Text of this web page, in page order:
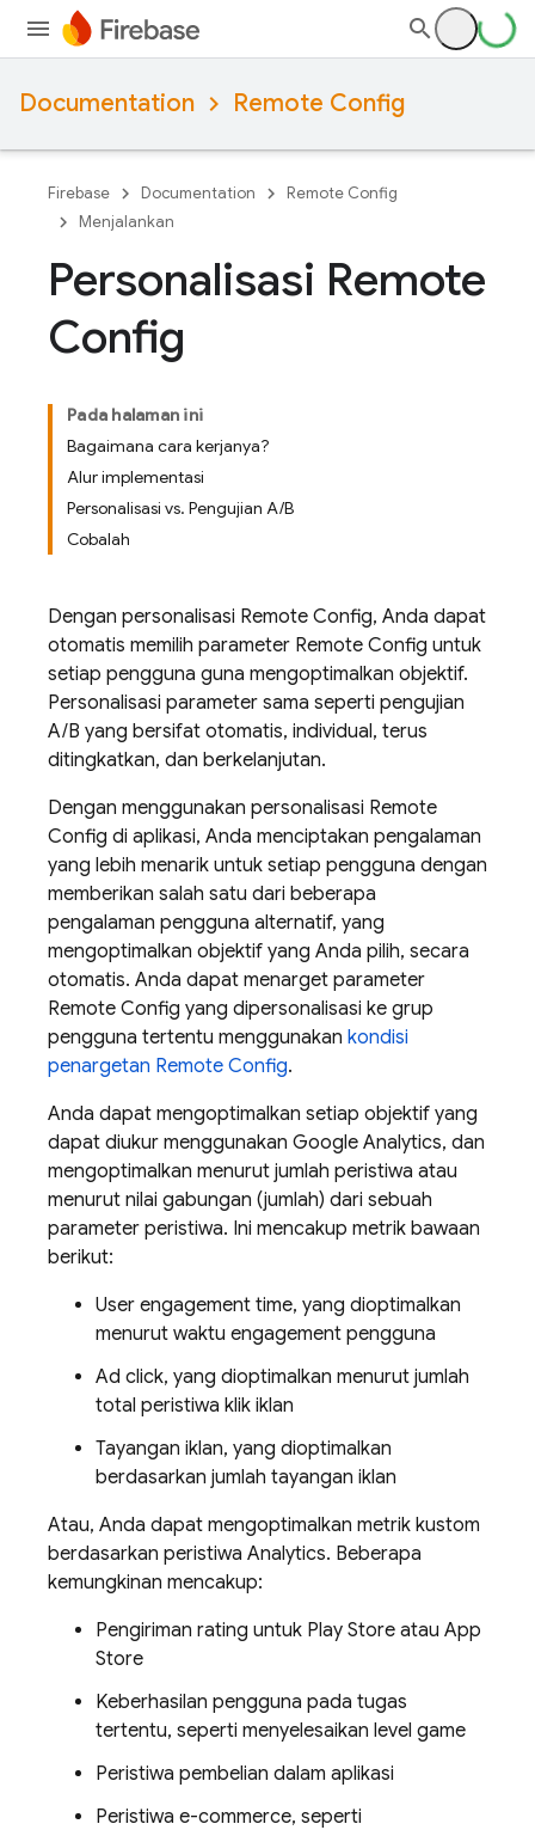
Documentation Remote Config
Firebase Documentation
Remote Config
Menjalankan
Personalisasi Remote
Config
Pada halaman ini
Bagaimana cara kerjanya?
Alur implementasi
Personalisasi vs. Pengujian A/B
Cobalah
Dengan personalisasi Remote Config, Anda dapat
otomatis memilih parameter Remote Config untuk
setiap pengguna guna mengoptimalkan objektif.
Personalisasi parameter sama seperti pengujian
A/B yang bersifat otomatis, individual, terus
ditingkatkan, dan berkelanjutan.
Dengan menggunakan personalisasi Remote
Config di aplikasi, Anda menciptakan pengalaman
yang lebih menarik untuk setiap pengguna dengan
memberikan salah satu dari beberapa
pengalaman pengguna alternatif, yang
mengoptimalkan objektif yang Anda pilih, secara
otomatis. Anda dapat menarget parameter
Remote Config yang dipersonalisasi ke grup
pengguna tertentu menggunakan kondisi
penargetan Remote Config.
Anda dapat mengoptimalkan setiap objektif yang
dapat diukur menggunakan Google Analytics, dan
mengoptimalkan menurut jumlah peristiwa atau
menurut nilai gabungan (jumlah) dari sebuah
parameter peristiwa. Ini mencakup metrik bawaan
berikut:
User engagement time, yang dioptimalkan
menurut waktu engagement pengguna
Ad click, yang dioptimalkan menurut jumlah
total peristiwa klik iklan
Tayangan iklan, yang dioptimalkan
berdasarkan jumlah tayangan iklan
Atau, Anda dapat mengoptimalkan metrik kustom
berdasarkan peristiwa Analytics. Beberapa
kemungkinan mencakup:
Pengiriman rating untuk Play Store atau App
Store
Keberhasilan pengguna pada tugas
tertentu, seperti menyelesaikan level game
Peristiwa pembelian dalam aplikasi
Peristiwa e-commerce, seperti